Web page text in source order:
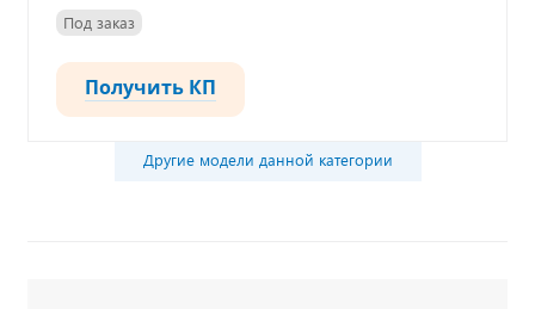
Под заказ
Получить КП
Другие модели данной категории